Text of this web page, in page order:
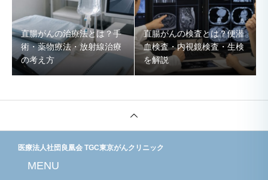
直腸がんの治療法とは？手
術・薬物療法・放射線治療
の考え方
直腸がんの検査とは？便潜
血検査・内視鏡検査・生検
を解説
医療法人社団良凰会 TGC東京がんクリニック
MENU